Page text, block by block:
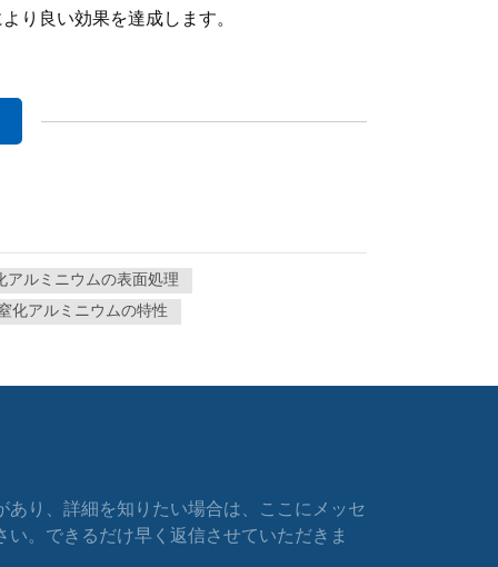
り良い効果を達成します。
アルミニウムの表面処理
化アルミニウムの特性
あり、詳細を知りたい場合は、ここにメッセ
い。できるだけ早く返信させていただきま